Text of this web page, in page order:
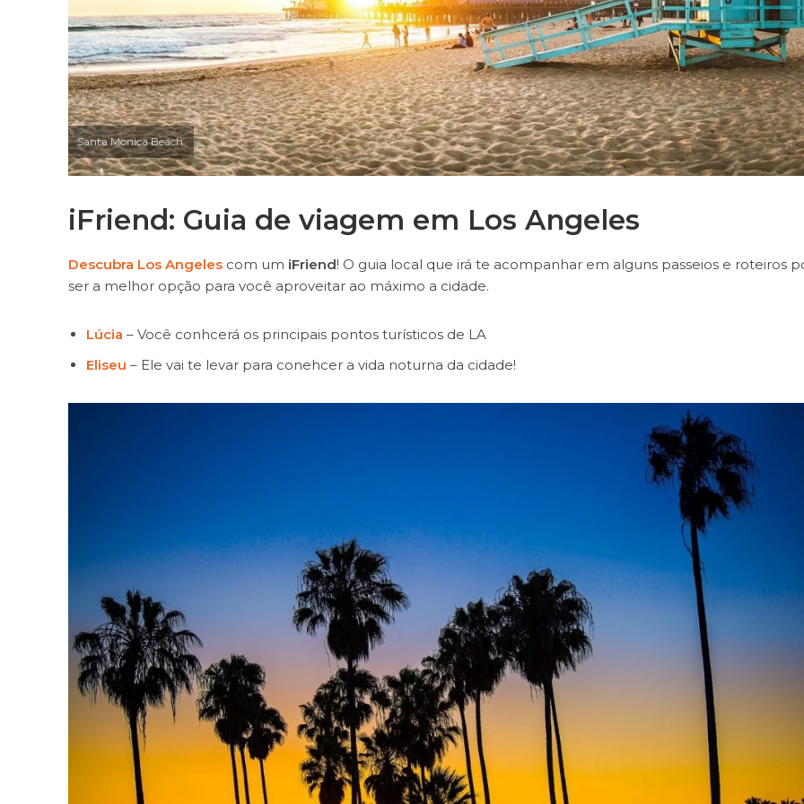
Santa Monica Beach
iFriend: Guia de viagem em Los Angeles
Descubra Los Angeles com um iFriend! O guia local que irá te acompanhar em alguns passeios e roteiros
ser a melhor opção para você aproveitar ao máximo a cidade.
Lúcia – Você conhcerá os principais pontos turísticos de LA
Eliseu – Ele vai te levar para conehcer a vida noturna da cidade!